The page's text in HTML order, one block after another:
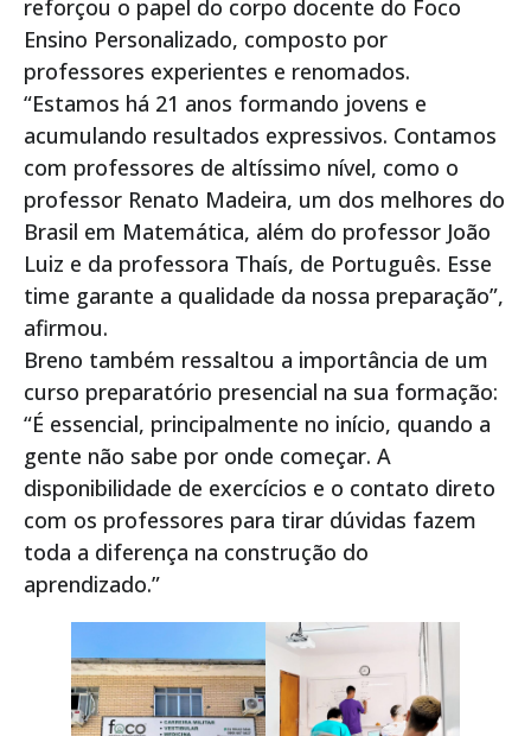
reforçou o papel do corpo docente do Foco
Ensino Personalizado, composto por
professores experientes e renomados.
“Estamos há 21 anos formando jovens e
acumulando resultados expressivos. Contamos
com professores de altíssimo nível, como o
professor Renato Madeira, um dos melhores do
Brasil em Matemática, além do professor João
Luiz e da professora Thaís, de Português. Esse
time garante a qualidade da nossa preparação”,
afirmou.
Breno também ressaltou a importância de um
curso preparatório presencial na sua formação:
“É essencial, principalmente no início, quando a
gente não sabe por onde começar. A
disponibilidade de exercícios e o contato direto
com os professores para tirar dúvidas fazem
toda a diferença na construção do
aprendizado.”